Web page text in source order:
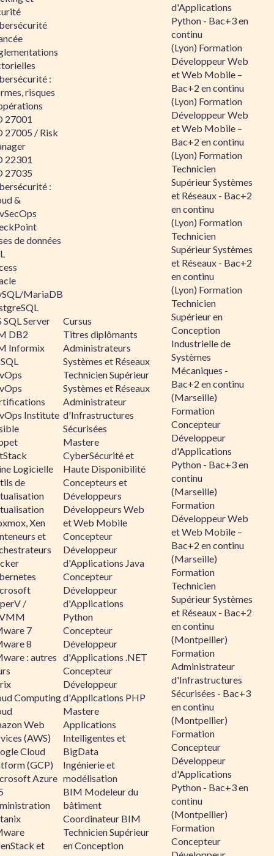
:
risques
27001
27005 / Risk
22301
27035
:
&
de données
MariaDB
SQL Server
DB2
Informix
Institute
Logicielle
de
Xen
et
/
7
8
: autres
Computing
Web
(AWS)
Cloud
(GCP)
Azure
et
Cursus
Titres diplômants
Administrateurs
Systèmes et Réseaux
Technicien Supérieur
Systèmes et Réseaux
Administrateur
d'Infrastructures
Sécurisées
Mastere
CyberSécurité et
Haute Disponibilité
Concepteurs et
Développeurs
Développeurs Web
et Web Mobile
Concepteur
Développeur
d'Applications Java
Concepteur
Développeur
d'Applications
Python
Concepteur
Développeur
d'Applications .NET
Concepteur
Développeur
d'Applications PHP
Mastere
Applications
Intelligentes et
BigData
Ingénierie et
modélisation
BIM Modeleur du
bâtiment
Coordinateur BIM
Technicien Supérieur
en Conception
d'Applications
Python - Bac+3 en
continu
(Lyon) Formation
Développeur Web
et Web Mobile –
Bac+2 en continu
(Lyon) Formation
Développeur Web
et Web Mobile –
Bac+2 en continu
(Lyon) Formation
Technicien
Supérieur Systèmes
et Réseaux - Bac+2
en continu
(Lyon) Formation
Technicien
Supérieur Systèmes
et Réseaux - Bac+2
en continu
(Lyon) Formation
Technicien
Supérieur en
Conception
Industrielle de
Systèmes
Mécaniques -
Bac+2 en continu
(Marseille)
Formation
Concepteur
Développeur
d'Applications
Python - Bac+3 en
continu
(Marseille)
Formation
Développeur Web
et Web Mobile –
Bac+2 en continu
(Marseille)
Formation
Technicien
Supérieur Systèmes
et Réseaux - Bac+2
en continu
(Montpellier)
Formation
Administrateur
d'Infrastructures
Sécurisées - Bac+3
en continu
(Montpellier)
Formation
Concepteur
Développeur
d'Applications
Python - Bac+3 en
continu
(Montpellier)
Formation
Concepteur